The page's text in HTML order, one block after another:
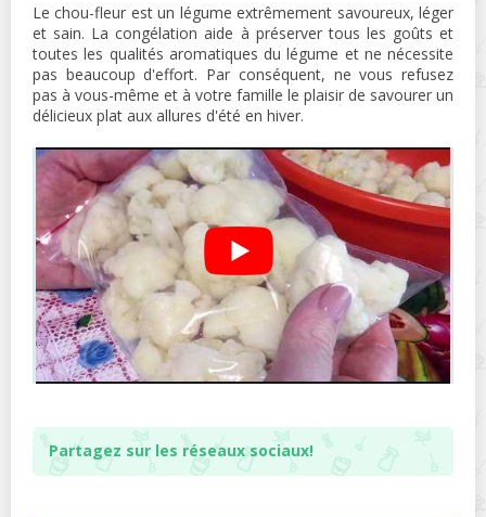
Le chou-fleur est un légume extrêmement savoureux, léger
et sain. La congélation aide à préserver tous les goûts et
toutes les qualités aromatiques du légume et ne nécessite
pas beaucoup d'effort. Par conséquent, ne vous refusez
pas à vous-même et à votre famille le plaisir de savourer un
délicieux plat aux allures d'été en hiver.
Partagez sur les réseaux sociaux!